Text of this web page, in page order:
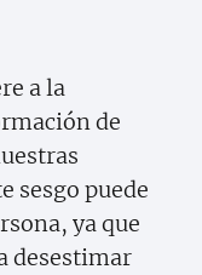
a la
de
sesgo puede
ya que
desestimar